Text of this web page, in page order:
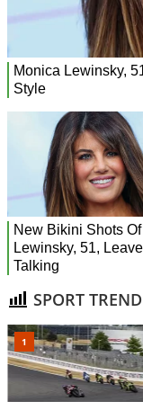
SPORT TREND